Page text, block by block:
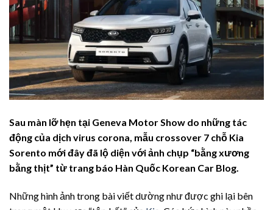
Sau màn lỡ hẹn tại Geneva Motor Show do những tác
động của dịch virus corona, mẫu crossover 7 chỗ Kia
Sorento mới đây đã lộ diện với ảnh chụp “bằng xương
bằng thịt” từ trang báo Hàn Quốc Korean Car Blog.
Những hình ảnh trong bài viết dường như được ghi lại bên